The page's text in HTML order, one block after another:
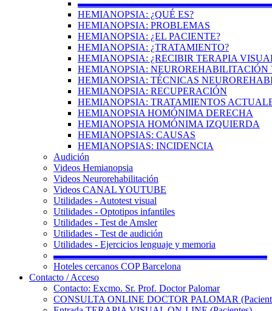
HEMIANOPSIA: ¿QUÉ ES?
HEMIANOPSIA: PROBLEMAS
HEMIANOPSIA: ¿EL PACIENTE?
HEMIANOPSIA: ¿TRATAMIENTO?
HEMIANOPSIA: ¿RECIBIR TERAPIA
HEMIANOPSIA: NEUROREHABILITACIÓN
HEMIANOPSIA: TÉCNICAS
HEMIANOPSIA: RECUPERACIÓN
HEMIANOPSIA: TRATAMIENTOS
HEMIANOPSIA HOMÓNIMA DERECHA
HEMIANOPSIA HOMÓNIMA IZQUIERDA
HEMIANOPSIAS: CAUSAS
HEMIANOPSIAS: INCIDENCIA
Audición
Videos Hemianopsia
Videos Neurorehabilitación
Videos CANAL YOUTUBE
Utilidades - Autotest visual
Utilidades - Optotipos infantiles
Utilidades - Test de Amsler
Utilidades - Test de audición
Utilidades - Ejercicios lenguaje y memoria
▬▬▬▬▬▬▬▬▬▬▬▬▬▬▬▬▬▬▬▬▬▬
Hoteles cercanos COP Barcelona
Contacto / Acceso
Contacto: Excmo. Sr. Prof. Doctor Palomar
CONSULTA ONLINE DOCTOR PALOMAR